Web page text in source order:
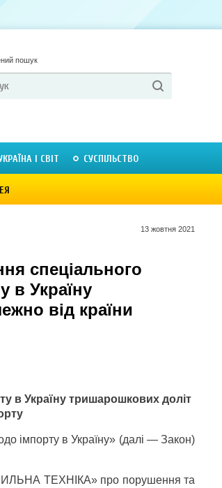
пошук
І СВІТ СУСПІЛЬСТВО
13 жовтня 2021
спеціального
в Україну
від країни
в Україну тришарошкових доліт
імпорту в Україну» (далі — Закон)
ТЕХНІКА» про порушення та